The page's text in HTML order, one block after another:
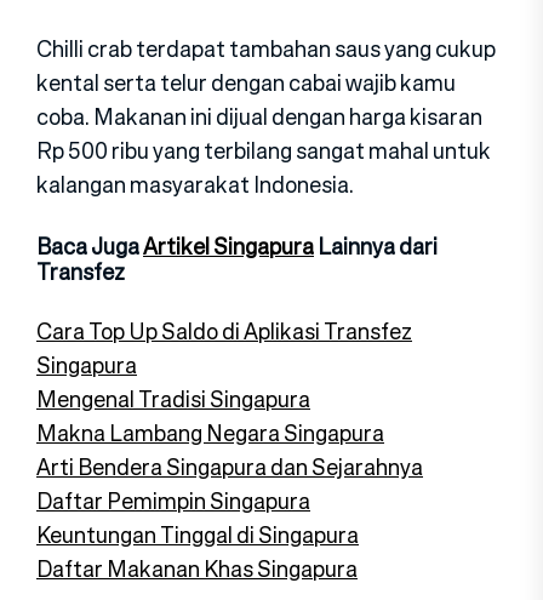
Chilli crab terdapat tambahan saus yang cukup
kental serta telur dengan cabai wajib kamu
coba. Makanan ini dijual dengan harga kisaran
Rp 500 ribu yang terbilang sangat mahal untuk
kalangan masyarakat Indonesia.
Baca JugaArtikel SingapuraLainnya dari
Transfez
Cara Top Up Saldo di Aplikasi Transfez
Singapura
Mengenal Tradisi Singapura
Makna Lambang Negara Singapura
Arti Bendera Singapura dan Sejarahnya
Daftar Pemimpin Singapura
Keuntungan Tinggal di Singapura
Daftar Makanan Khas Singapura